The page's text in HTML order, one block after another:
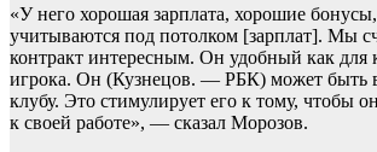
«У него хорошая зарплата, хорошие
учитываются под потолком [зарплат]. Мы
контракт интересным. Он удобный как для
игрока. Он (Кузнецов. — РБК) может быть
клубу. Это стимулирует его к тому, чтобы
к своей работе», — сказал Морозов.